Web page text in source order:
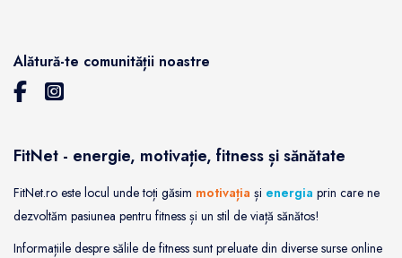
Alătură-te comunității noastre
FitNet - energie, motivație, fitness și sănătate
FitNet.ro este locul unde toți găsim motivația și energia prin care ne
dezvoltăm pasiunea pentru fitness și un stil de viață sănătos!
Informațiile despre sălile de fitness sunt preluate din diverse surse online